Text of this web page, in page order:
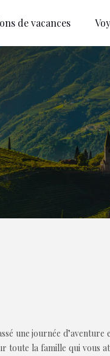
de vacances
une journée
toute la famille qui